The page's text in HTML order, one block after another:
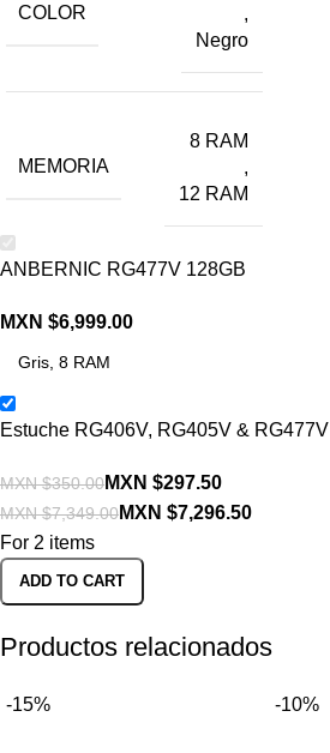
COLOR
,
Negro
MEMORIA
8 RAM
,
12 RAM
ANBERNIC RG477V 128GB
Estuche RG406V, RG405V & RG477V
MXN $ MXN $
MXN $
MXN $
For 2 items
ADD TO CART
Productos relacionados
-15% -10%